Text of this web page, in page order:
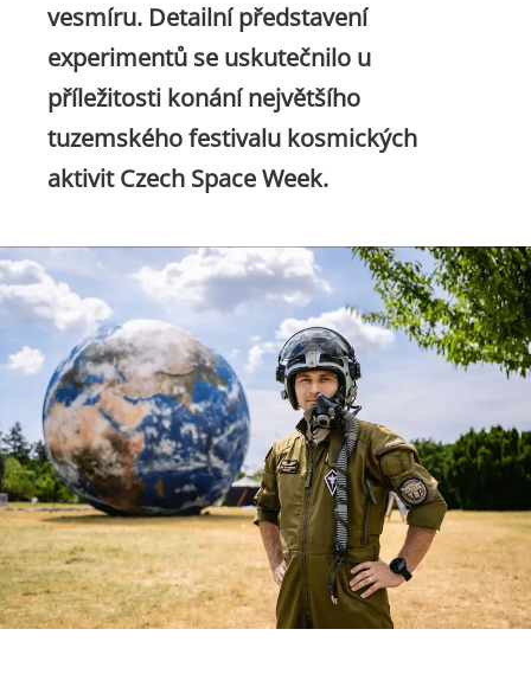
vesmíru. Detailní představení
experimentů se uskutečnilo u
příležitosti konání největšího
tuzemského festivalu kosmických
aktivit Czech Space Week.